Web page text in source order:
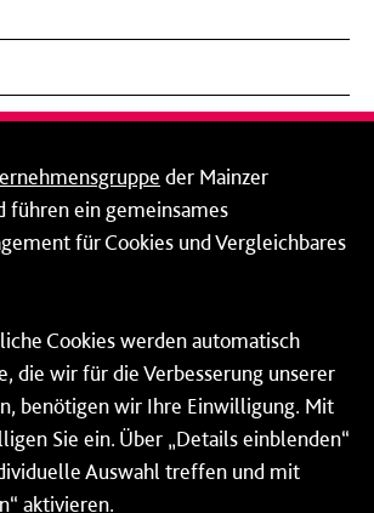
78
77
der Mainzer
führen ein gemeinsames
für Cookies und Vergleichbares
Cookies werden automatisch
die wir für die Verbesserung unserer
benötigen wir Ihre Einwilligung. Mit
Sie ein. Über „Details einblenden“
Auswahl treffen und mit
aktivieren.